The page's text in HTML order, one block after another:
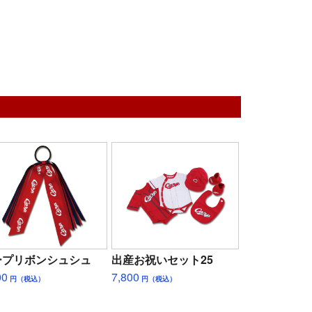
リボンシュシュ
円（税込）
出産お祝いセット25
7,800 円（税込）